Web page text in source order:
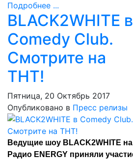
Подробнее ...
BLACK2WHITE в
Comedy Club.
Смотрите на
ТНТ!
Пятница, 20 Октябрь 2017
Опубликовано в Пресс релизы
Ведущие шоу BLACK2WHITE на
Радио ENERGY приняли